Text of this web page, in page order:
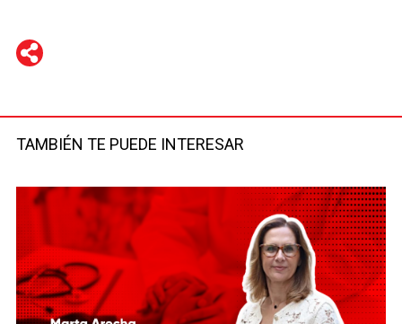
TAMBIÉN TE PUEDE INTERESAR